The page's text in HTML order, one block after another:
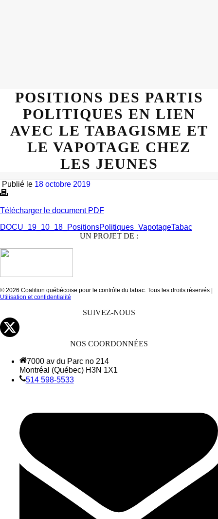
POSITIONS DES PARTIS
POLITIQUES EN LIEN
AVEC LE TABAGISME ET
LE VAPOTAGE CHEZ
LES JEUNES
Publié le 18 octobre 2019
Télécharger le document PDF
DOCU_19_10_18_PositionsPolitiques_VapotageTabac
UN PROJET DE :
© 2026 Coalition québécoise pour le contrôle du tabac. Tous les droits réservés |
Utilisation et confidentialité
SUIVEZ-NOUS
NOS COORDONNÉES
7000 av du Parc no 214
Montréal (Québec) H3N 1X1
514 598-5533